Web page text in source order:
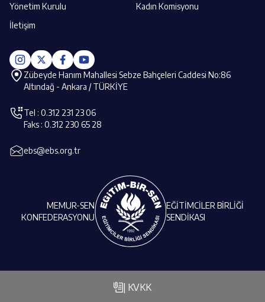
Yönetim Kurulu
Kadın Komisyonu
İletişim
MEMUR-SEN
KONFEDERASYONU
EĞİTİMCİLER BİRLİĞİ
SENDİKASI
Zübeyde Hanım Mahallesi Sebze Bahçeleri Caddesi No:86
Altındağ - Ankara / TÜRKİYE
Tel : 0.312 231 23 06
Faks : 0.312 230 65 28
ebs@ebs.org.tr
| KVKK